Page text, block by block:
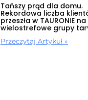
Tańszy prąd dla domu.
Rekordowa liczba
przeszła w TAURONIE na
wielostrefowe grupy
Przeczytaj Artykuł »